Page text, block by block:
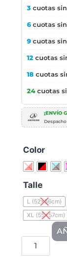
3 cuotas
6cuotas
9 cuotas
12 cuotas
18 cuotas
24 cuotas
¡ENVÍO
Color
Talle
L (52x56cm)
XL (55x57cm)